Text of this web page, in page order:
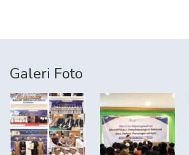
Galeri Foto